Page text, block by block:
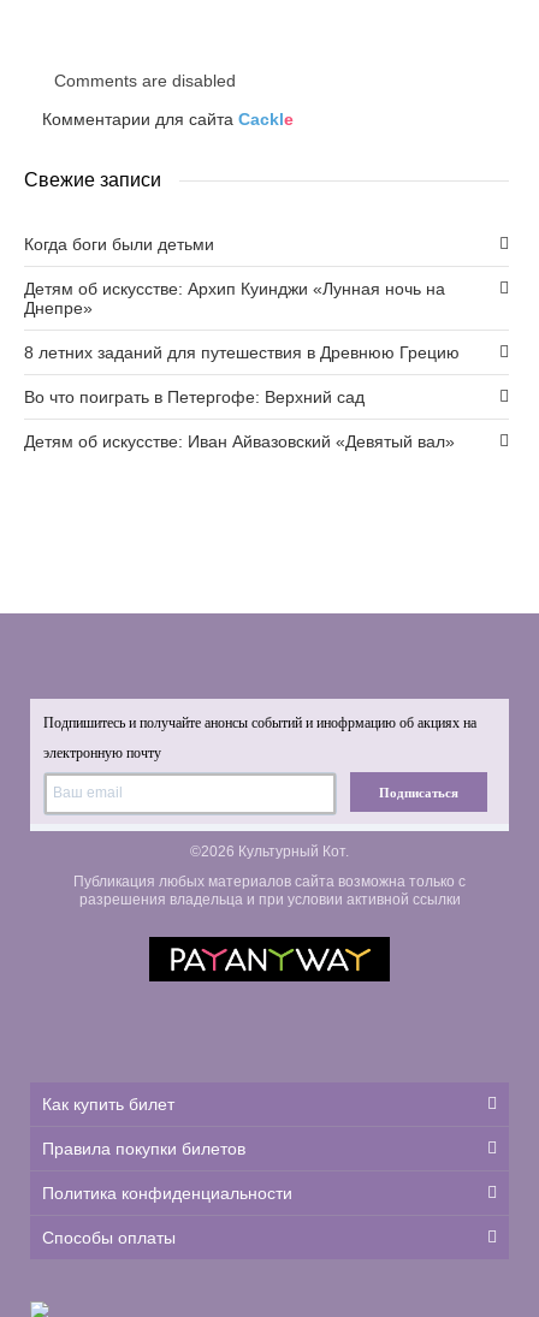
Comments are disabled
Комментарии для сайта Cackle
Свежие записи
Когда боги были детьми
Детям об искусстве: Архип Куинджи «Лунная ночь на
Днепре»
8 летних заданий для путешествия в Древнюю Грецию
Во что поиграть в Петергофе: Верхний сад
Детям об искусстве: Иван Айвазовский «Девятый вал»
Подпишитесь и получайте анонсы событий и инофрмацию об акциях на
электронную почту
Подписаться
©2026 Культурный Кот.
Публикация любых материалов сайта возможна только с
разрешения владельца и при условии активной ссылки
Как купить билет
Правила покупки билетов
Политика конфиденциальности
Способы оплаты